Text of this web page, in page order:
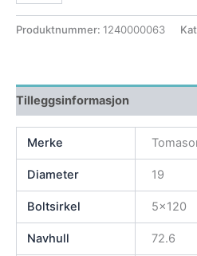
Produktnummer: 1240000063
Tilleggsinformasjon
Merke
Diameter 19
Boltsirkel 5×120
Navhull 72.6